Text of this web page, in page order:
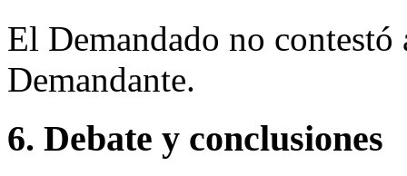
El Demandado no contestó
Demandante.
6. Debate y conclusiones